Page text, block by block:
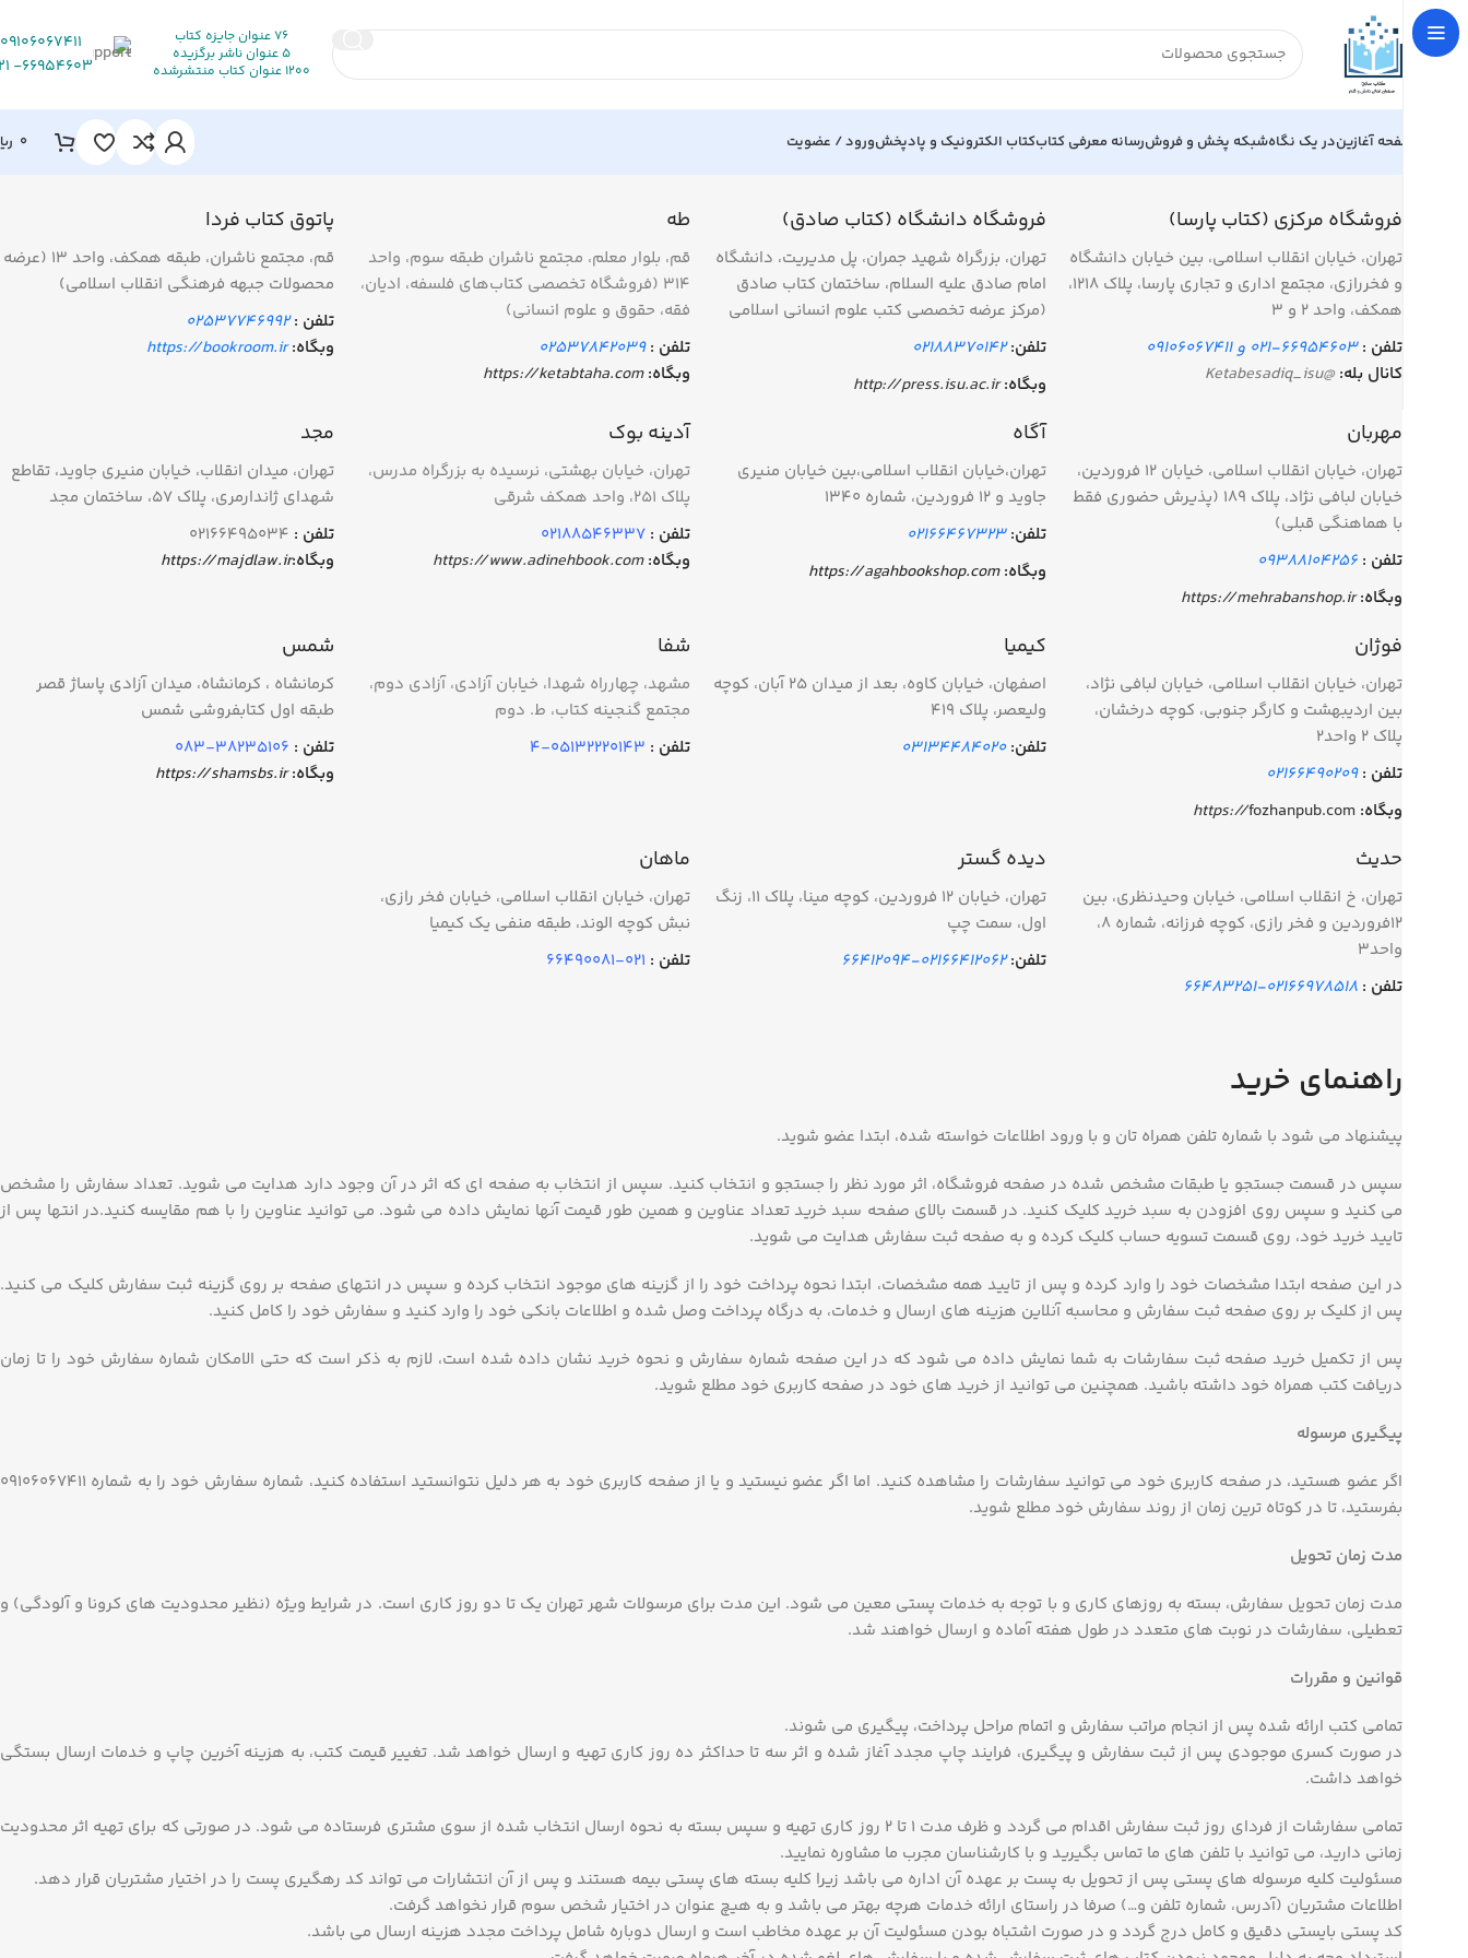
76 عنوان جایزه کتاب
5 عنوان ناشر برگزیده
1200 عنوان کتاب منتشرشده
09106067411
66954603- 021
صفحه آغازیندر یک نگاهشبکه پخش و فروشرسانه معرفی کتابکتاب الکترونیک و پادپخشورود / عضویت
فروشگاه مرکزی (کتاب پارسا)
تهران، خیابان انقلاب اسلامی، بین خیابان دانشگاه
و فخررازی، مجتمع اداری و تجاری پارسا، پلاک 1218،
همکف، واحد 2 و 3
تلفن : 66954603-021 و 09106067411
کانال بله: @Ketabesadiq_isu
فروشگاه دانشگاه (کتاب صادق)
تهران، بزرگراه شهید جمران، پل مدیریت، دانشگاه
امام صادق علیه السلام، ساختمان کتاب صادق
(مرکز عرضه تخصصی کتب علوم انسانی اسلامی
تلفن: 02188370142
وبگاه:http://press.isu.ac.ir
طه
قم، بلوار معلم، مجتمع ناشران طبقه سوم، واحد
۳۱۴ (فروشگاه تخصصی کتاب‌های فلسفه، ادیان،
فقه، حقوق و علوم انسانی)
تلفن : 02537842039
وبگاه:https://ketabtaha.com
پاتوق کتاب فردا
قم، مجتمع ناشران، طبقه همکف، واحد 13 (عرضه
محصولات جبهه فرهنگی انقلاب اسلامی)
تلفن : 02537746992
وبگاه:https://bookroom.ir
مهربان
تهران، خیابان انقلاب اسلامی، خیابان 12 فروردین،
خیابان لبافی نژاد، پلاک 189 (پذیرش حضوری فقط
با هماهنگی قبلی)
تلفن : 09388104256
وبگاه:https://mehrabanshop.ir
آگاه
تهران،خیابان انقلاب اسلامی،بین خیابان منیری
جاوید و 12 فروردین، شماره 1340
تلفن: 02166467323
وبگاه:https://agahbookshop.com
آدینه بوک
تهران، خیابان بهشتی، نرسیده به بزرگراه مدرس،
پلاک 251، واحد همکف شرقی
تلفن : 02188546337
وبگاه:https://www.adinehbook.com
مجد
تهران، میدان انقلاب، خیابان منیری جاوید، تقاطع
شهدای ژاندارمری، پلاک ۵۷، ساختمان مجد
تلفن :
وبگاه:https://majdlaw.ir
فوژان
تهران، خیابان انقلاب اسلامی، خیابان لبافی نژاد،
بین اردیبهشت و کارگر جنوبی، کوچه درخشان،
پلاک 2 واحد2
تلفن : 02166490209
وبگاه:
https://fozhanpub.com
کیمیا
اصفهان، خيابان كاوه، بعد از ميدان ٢٥ آبان، كوچه
وليعصر، پلاك ٤١٩
تلفن: 03134484020
شفا
مشهد، چهارراه شهدا، خیابان آزادی، آزادی دوم،
مجتمع گنجینه کتاب، ط. دوم
تلفن : 05132220143-4
شمس
کرمانشاه ، کرمانشاه، میدان آزادی پاساژ قصر
طبقه اول کتابفروشی شمس
تلفن : 38235106-083
وبگاه:https://shamsbs.ir
حدیث
تهران، خ انقلاب اسلامی، خیابان وحیدنظری، بین
۱۲فروردین و فخر رازی، کوچه فرزانه، شماره ۸،
واحد۳
تلفن : 02166978518-66483251
دیده گستر
تهران، خیابان ۱۲ فروردین، کوچه مینا، پلاک ۱۱، زنگ
اول، سمت چپ
تلفن: 02166412062-66412094
ماهان
تهران، خيابان انقلاب اسلامی، خيابان فخر رازي،
نبش كوچه الوند، طبقه منفي يك كيميا
تلفن : 021-66490081
راهنمای خرید
پیشنهاد می شود با شماره تلفن همراه تان و با ورود اطلاعات خواسته شده، ابتدا عضو شوید.
سپس در قسمت جستجو یا طبقات مشخص شده در صفحه فروشگاه، اثر مورد نظر را جستجو و انتخاب کنید. سپس از انتخاب به صفحه ای که اثر در آن وجود دارد هدایت می شوید. تعداد سفارش را مشخص
می کنید و سپس روی افزودن به سبد خرید کلیک کنید. در قسمت بالای صفحه سبد خرید تعداد عناوین و همین طور قیمت آنها نمایش داده می شود. می توانید عناوین را با هم مقایسه کنید.در انتها پس از
تایید خرید خود، روی قسمت تسویه حساب کلیک کرده و به صفحه ثبت سفارش هدایت می شوید.
در این صفحه ابتدا مشخصات خود را وارد کرده و پس از تایید همه مشخصات، ابتدا نحوه پرداخت خود را از گزینه های موجود انتخاب کرده و سپس در انتهای صفحه بر روی گزینه ثبت سفارش کلیک می کنید.
پس از کلیک بر روی صفحه ثبت سفارش و محاسبه آنلاین هزینه های ارسال و خدمات، به درگاه پرداخت وصل شده و اطلاعات بانکی خود را وارد کنید و سفارش خود را کامل کنید.
پس از تکمیل خرید صفحه ثبت سفارشات به شما نمایش داده می شود که در این صفحه شماره سفارش و نحوه خرید نشان داده شده است، لازم به ذکر است که حتی الامکان شماره سفارش خود را تا زمان
دریافت کتب همراه خود داشته باشید. همچنین می توانید از خرید های خود در صفحه کاربری خود مطلع شوید.
پیگیری مرسوله
اگر عضو هستید، در صفحه کاربری خود می توانید سفارشات را مشاهده کنید. اما اگر عضو نیستید و یا از صفحه کاربری خود به هر دلیل نتوانستید استفاده کنید، شماره سفارش خود را به شماره 09106067411
بفرستید، تا در کوتاه ترین زمان از روند سفارش خود مطلع شوید.
مدت زمان تحویل
مدت زمان تحویل سفارش، بسته به روزهای کاری و با توجه به خدمات پستی معین می شود. این مدت برای مرسولات شهر تهران یک تا دو روز کاری است. در شرایط ویژه (نظیر محدودیت های کرونا و آلودگی) و
تعطیلی، سفارشات در نوبت های متعدد در طول هفته آماده و ارسال خواهند شد.
قوانین و مقررات
تمامی کتب ارائه شده پس از انجام مراتب سفارش و اتمام مراحل پرداخت، پیگیری می شوند.
در صورت کسری موجودی پس از ثبت سفارش و پیگیری، فرایند چاپ مجدد آغاز شده و اثر سه تا حداکثر ده روز کاری تهیه و ارسال خواهد شد. تغییر قیمت کتب، به هزینه آخرین چاپ و خدمات ارسال بستگی
خواهد داشت.
تمامی سفارشات از فردای روز ثبت سفارش اقدام می گردد و ظرف مدت 1 تا 2 روز کاری تهیه و سپس بسته به نحوه ارسال انتخاب شده از سوی مشتری فرستاده می شود. در صورتی که برای تهیه اثر محدودیت
زمانی دارید، می توانید با تلفن های ما تماس بگیرید و با کارشناسان مجرب ما مشاوره نمایید.
مسئولیت کلیه مرسوله های پستی پس از تحویل به پست بر عهده آن اداره می باشد زیرا کلیه بسته های پستی بیمه هستند و پس از آن انتشارات می تواند کد رهگیری پست را در اختیار مشتریان قرار دهد.
اطلاعات مشتریان (آدرس، شماره تلفن و…) صرفا در راستای ارائه خدمات هرچه بهتر می باشد و به هیچ عنوان در اختیار شخص سوم قرار نخواهد گرفت.
کد پستی بایستی دقیق و کامل درج گردد و در صورت اشتباه بودن مسئولیت آن بر عهده مخاطب است و ارسال دوباره شامل پرداخت مجدد هزینه ارسال می باشد.